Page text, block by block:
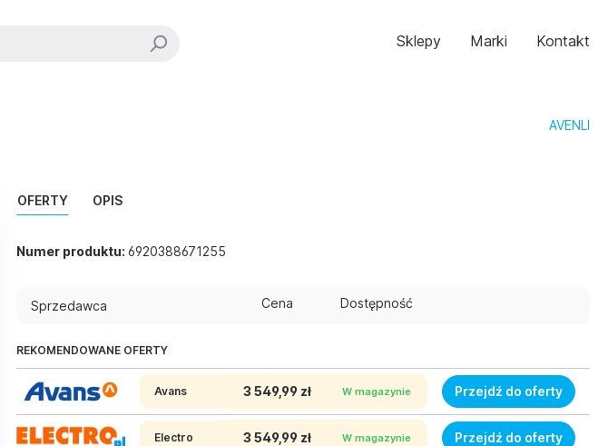
Sklepy Marki Kontakt
AVENLI
OFERTY OPIS
Numer produktu: 6920388671255
Sprzedawca Cena Dostępność
REKOMENDOWANE OFERTY
Avans 3 549,99 zł W magazynie Przejdź do oferty
Electro 3 549,99 zł W magazynie Przejdź do oferty